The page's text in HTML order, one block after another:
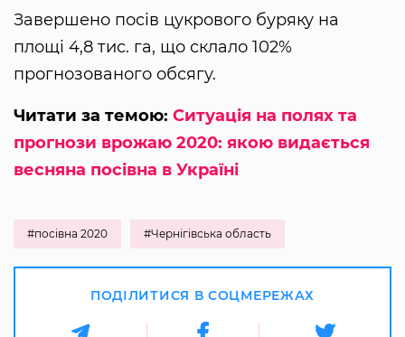
Завершено посів цукрового буряку на
площі 4,8 тис. га, що склало 102%
прогнозованого обсягу.
Читати за темою: Ситуація на полях та
прогнози врожаю 2020: якою видається
весняна посівна в Україні
#посівна 2020 #Чернігівська область
ПОДІЛИТИСЯ В СОЦМЕРЕЖАХ